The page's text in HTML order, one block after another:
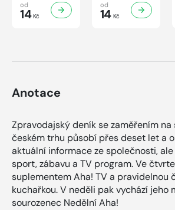
od
14Kč
od
14Kč
Anotace
Zpravodajský deník se zaměřením na
českém trhu působí přes deset let a
aktuální informace ze společnosti,
sport, zábavu a TV program. Ve
suplementem Aha! TV a pravidelnou
kuchařkou. V neděli pak vychází jeho
sourozenec Nedělní Aha!